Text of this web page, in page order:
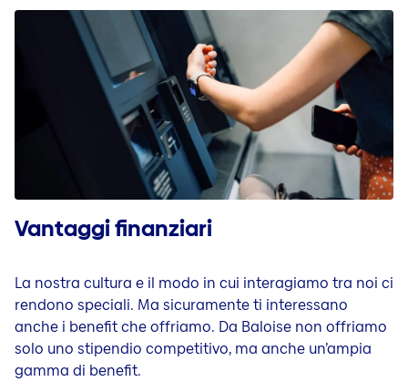
Réseaux sociaux
Publications
États financiers
Journées des investisseurs
Conférences financières
Rapport sur la situation financière
Banque Baloise
Obligations & notations
Obligations
Notations
Personaggi e storie (FR)
Consigli per la candidatura e la carriera (DE)
Vantaggi finanziari
La nostra cultura e il modo in cui interagiamo tra noi ci
rendono speciali. Ma sicuramente ti interessano
anche i benefit che offriamo. Da Baloise non offriamo
solo uno stipendio competitivo, ma anche un’ampia
gamma di benefit.